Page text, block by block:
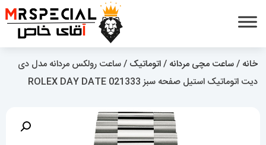
خانه /ساعت مچی مردانه /اتوماتیک / ساعت رولکس مردانه مدل دی
دیت اتوماتیک استیل صفحه سبز 021333 ROLEX DAY DATE